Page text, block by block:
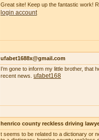
Great site! Keep up the fantastic work!
login account
ufabet1688x@gmail.com
I’m gone to inform my little brother,
recent news. ufabet168
henrico county reckless driving
t seems to be related to a dictionary or